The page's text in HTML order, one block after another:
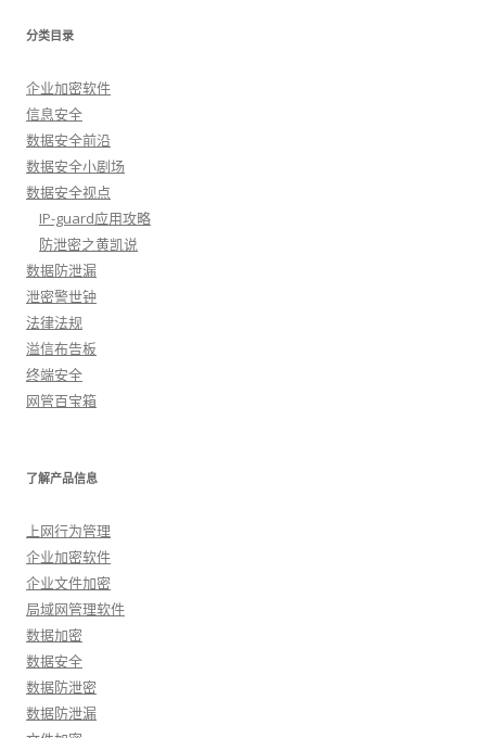
分类目录
企业加密软件
信息安全
数据安全前沿
数据安全小剧场
数据安全视点
IP-guard应用攻略
防泄密之黄凯说
数据防泄漏
泄密警世钟
法律法规
溢信布告板
终端安全
网管百宝箱
了解产品信息
上网行为管理
企业加密软件
企业文件加密
局域网管理软件
数据加密
数据安全
数据防泄密
数据防泄漏